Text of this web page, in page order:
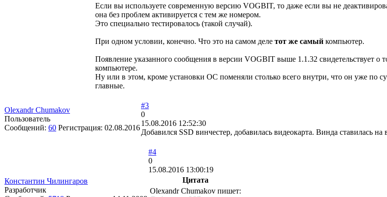
Если вы используете современную версию VOGBIT, то даже если вы не
она без проблем активируется с тем же номером.
Это специально тестировалось (такой случай).
При одном условии, конечно. Что это на самом деле тот же самый компьютер.
Появление указанного сообщения в версии VOGBIT выше 1.1.32 свидетельствует
компьютере.
Ну или в этом, кроме установки ОС поменяли столько всего внутри, что он уже по
главные.
Olexandr Chumakov
Пользователь
Сообщений: 60 Регистрация: 02.08.2016
#3
0
15.08.2016 12:52:30
Добавился SSD винчестер, добавилась видеокарта. Винда ставилась
Константин Чилингаров
Разработчик
#4
0
15.08.2016 13:00:19
Цитата
Olexandr Chumakov пишет: